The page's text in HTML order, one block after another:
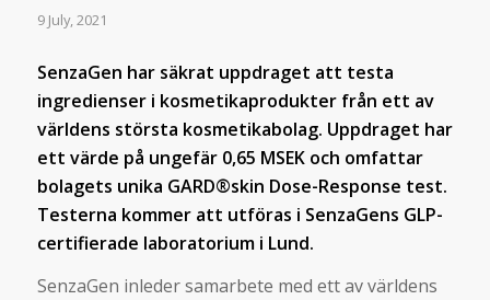
9 July, 2021
SenzaGen har säkrat uppdraget att testa
ingredienser i kosmetikaprodukter från ett av
världens största kosmetikabolag. Uppdraget har
ett värde på ungefär 0,65 MSEK och omfattar
bolagets unika GARD®skin Dose-Response test.
Testerna kommer att utföras i SenzaGens GLP-
certifierade laboratorium i Lund.
SenzaGen inleder samarbete med ett av världens